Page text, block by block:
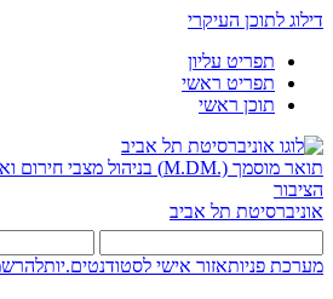
דילוג לתוכן העיקרי
תפריט עליון
תפריט ראשי
תוכן ראשי
תואר מוסמך (.M.DM) בניהול מצבי חירום ואסון
הציבור
אוניברסיטת תל אביב
מערכת פניותאזור אישי לסטודנטים.יות